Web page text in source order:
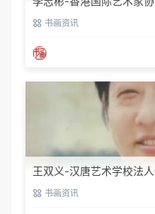
书画资讯
王双义-汉唐艺术学校法
书画资讯